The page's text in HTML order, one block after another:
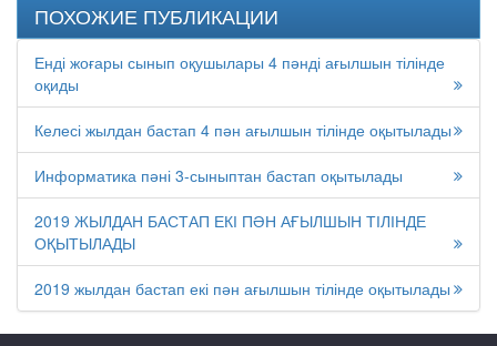
ПОХОЖИЕ ПУБЛИКАЦИИ
Енді жоғары сынып оқушылары 4 пәнді ағылшын тілінде
оқиды
Келесі жылдан бастап 4 пән ағылшын тілінде оқытылады
Информатика пәні 3-сыныптан бастап оқытылады
2019 ЖЫЛДАН БАСТАП ЕКІ ПӘН АҒЫЛШЫН ТІЛІНДЕ
ОҚЫТЫЛАДЫ
2019 жылдан бастап екі пән ағылшын тілінде оқытылады